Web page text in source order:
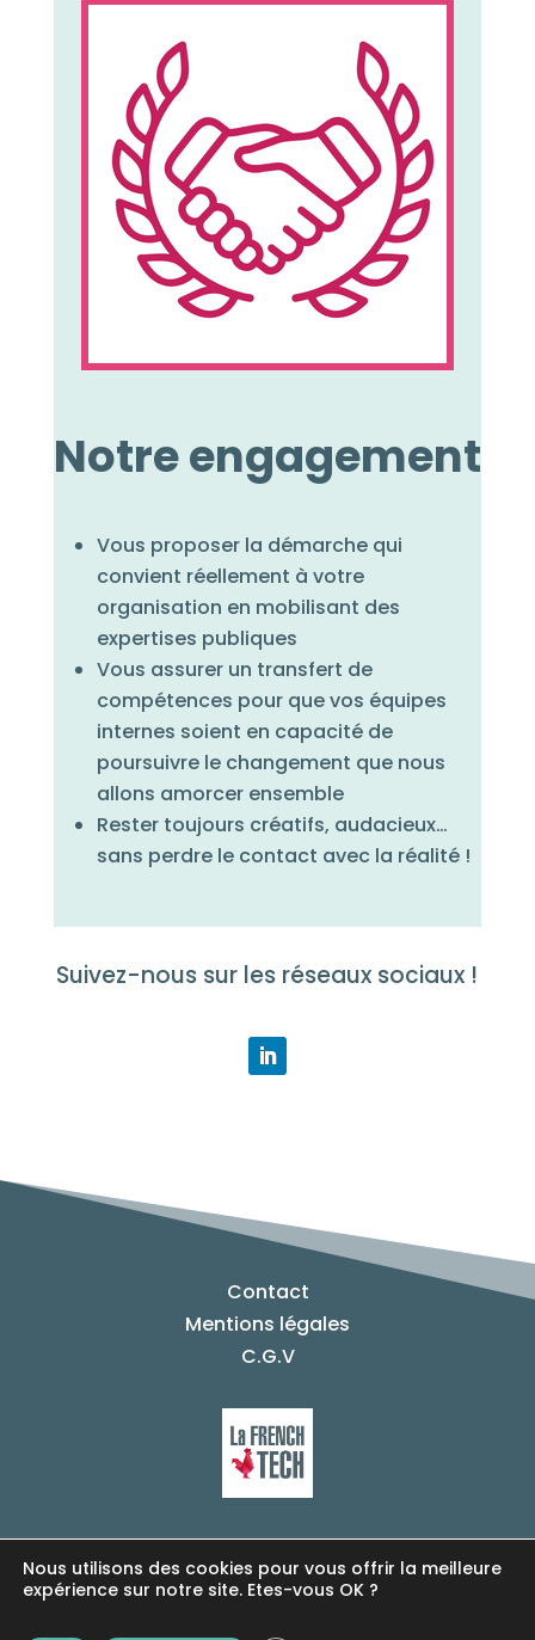
Notre engagement
Vous proposer la démarche qui
convient réellement à votre
organisation en mobilisant des
expertises publiques
Vous assurer un transfert de
compétences pour que vos équipes
internes soient en capacité de
poursuivre le changement que nous
allons amorcer ensemble
Rester toujours créatifs, audacieux…
sans perdre le contact avec la réalité !
Suivez-nous sur les réseaux sociaux !
Contact
Mentions légales
C.G.V
Tous droits réservés.
Nous utilisons des cookies pour vous offrir la meilleure
expérience sur notre site. Etes-vous OK ?